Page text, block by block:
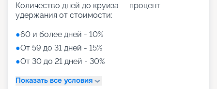
Количество дней до круиза — процент
удержания от стоимости:
●60 и более дней - 10%
●От 59 до 31 дней - 15%
●От 30 до 21 дней - 30%
Показать все условия